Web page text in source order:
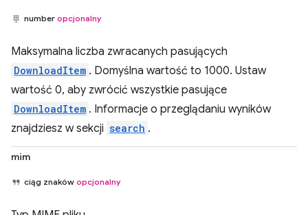
number opcjonalny
Maksymalna liczba zwracanych pasujących
DownloadItem . Domyślna wartość to 1000. Ustaw
wartość 0, aby zwrócić wszystkie pasujące
DownloadItem . Informacje o przeglądaniu wyników
znajdziesz w sekcji search .
mim
ciąg znaków opcjonalny